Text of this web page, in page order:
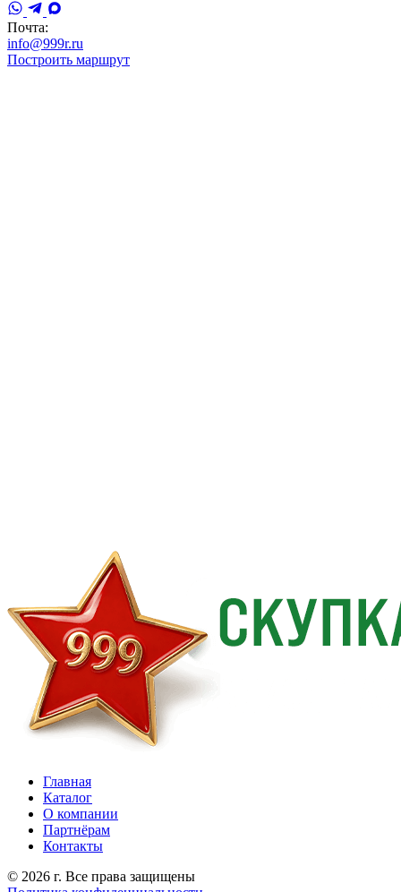
Почта:
info@999r.ru
Построить маршрут
Главная
Каталог
О компании
Партнёрам
Контакты
© 2026 г. Все права защищены